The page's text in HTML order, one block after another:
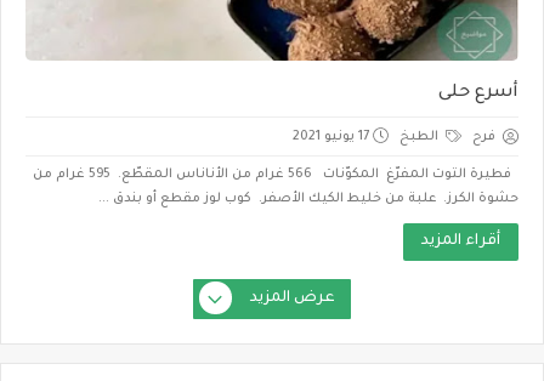
أسرع حلى
فرح الطبخ 17 يونيو 2021
فطيرة التوت المفرّغ المكوّنات 566 غرام من الأناناس المقطّع. 595 غرام من
حشوة الكرز. علبة من خليط الكيك الأصفر. كوب لوز مقطع أو بندق ...
أقراء المزيد
عرض المزيد